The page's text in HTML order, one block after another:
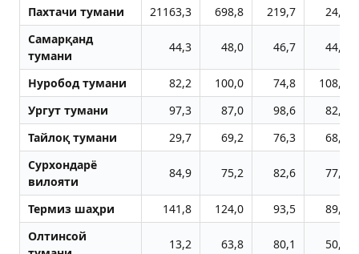
Пахтачи тумани 21163,3 698,8 219,7
24,3
Самарқанд
тумани
44,3 48,0 46,7 44,9
Нуробод тумани 82,2 100,0 74,8
108,7
Ургут тумани
97,3 87,0 98,6
82,1
Тайлоқ тумани
29,7 69,2 76,3
68,5
Сурхондарё
вилояти
84,9 75,2 82,6 77,1
Термиз шаҳри 141,8 124,0 93,5
89,6
Олтинсой
13,2 63,8 80,1 50,6